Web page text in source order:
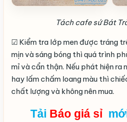
Tách cafe sứ Bát
☑ Kiểm tra lớp men được tráng
mịn và sáng bóng thì quá trình
mỉ và cẩn thận. Nếu phát hiện ra
hay lấm chấm loang màu thì
chất lượng và không nên mua.
Tải Báo giá sỉ